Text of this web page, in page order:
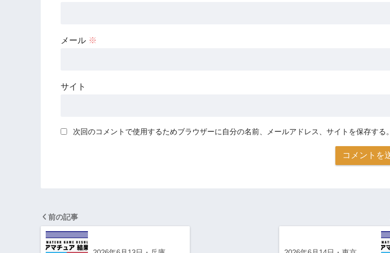
メール ※
サイト
次回のコメントで使用するためブラウザーに自分の名前、メールアドレス、サイトを保存する。
前の記事